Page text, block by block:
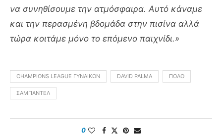
να συνηθίσουμε την ατμόσφαιρα. Αυτό κάναμε
και την περασμένη βδομάδα στην πισίνα αλλά
τώρα κοιτάμε μόνο το επόμενο παιχνίδι.»
CHAMPIONS LEAGUE ΓΥΝΑΙΚΩΝ DAVID PALMA ΠΌΛΟ
ΣΑΜΠΑΝΤΈΛ
0